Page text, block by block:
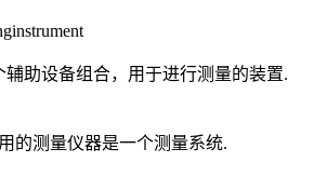
助设备组合，用于进行测量的装置.
的测量仪器是一个测量系统.